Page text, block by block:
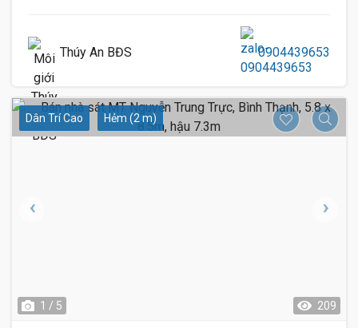
Thúy An BĐS 0904439653
Dân Trí Cao Hẻm (2 m)
1 / 5 209